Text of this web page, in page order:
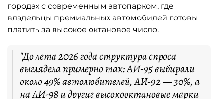
городах с современным автопарком, где
владельцы премиальных автомобилей готовы
платить за высокое октановое число.
"До лета 2026 года структура спроса
выглядела примерно так: АИ-95 выбирали
около 49% автолюбителей, АИ-92 — 30%, а
на АИ-98 и другие высокооктановые марки